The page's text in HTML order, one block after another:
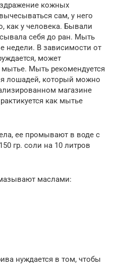
кожных
сам, у него
как у человека. Бывали
себя до ран. Мыть
недели. В зависимости от
может
мытье. Мыть рекомендуется
лошадей, который можно
магазине
как мытье
ее промывают в воде с
гр. соли на 10 литров
маслами:
нуждается в том, чтобы